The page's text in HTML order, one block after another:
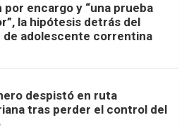
por encargo y “una prueba
la hipótesis detrás del
de adolescente correntina
despistó en ruta
tras perder el control del